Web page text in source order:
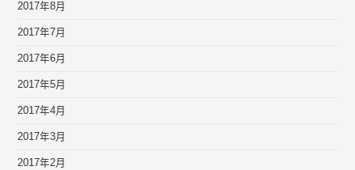
2017年8月
2017年7月
2017年6月
2017年5月
2017年4月
2017年3月
2017年2月